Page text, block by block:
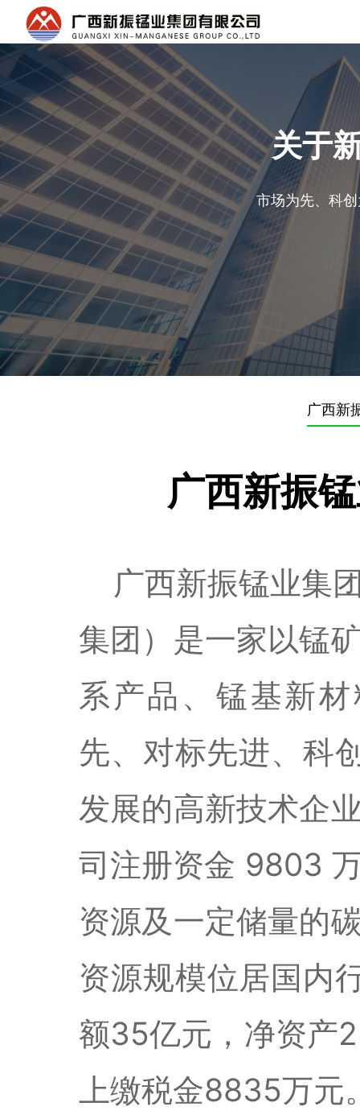
关于
市场为先、科
广西新
广西新振
广西新振锰业集
集团）是一家以锰
系产品、锰基新
先、对标先进、科
发展的高新技术企
司注册资金 9803
资源及一定储量的
资源规模位居国内
额35亿元，净资产
上缴税金8835万元